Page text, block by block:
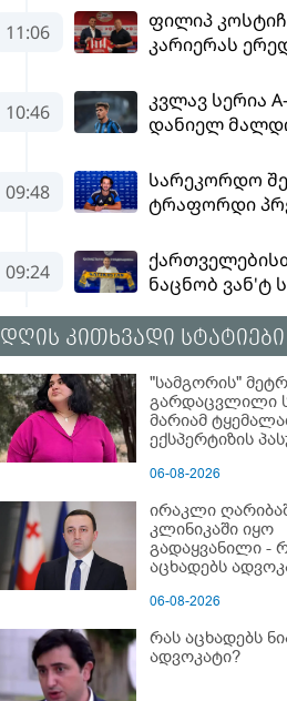
დღის კითხვადი სტატიები
"სამგორის"
გარდაცვლილი
მარიამ
ექსპერტიზის
გოგონას
06-08-2026
ირაკლი
კლინიკაში იყო
გადაყვანილი -
აცხადებს
06-08-2026
რას აცხადებს
ადვოკატი?